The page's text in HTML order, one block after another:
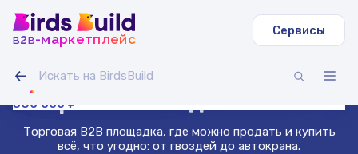
b2b-маркетплейс
Сервисы
Гусеничный экскаватор Volvo EC
11 000 000 ₽
Зерносмесь овес-горох (20 т)
270 000 ₽
Доска сухая строганная 40х140х3000 (1000 шт.)
99 000 ₽
Труба профильная 40х40х2 мм квадратная 3 м (500
шт)
360 000 ₽
Проволока нержавеющая 1.8 мм 50 м
Гибкая битумная черепица, сальса
Маркетплейс
Торговая B2B площадка, где можно продать и купить
всё, что угодно: от гвоздей до автокрана.